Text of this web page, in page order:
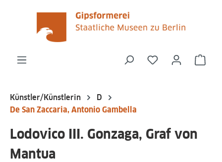
springen
Du hast 0
Künstler/Künstlerin D
De San Zaccaria, Antonio Gambella
Lodovico III. Gonzaga, Graf von
Mantua